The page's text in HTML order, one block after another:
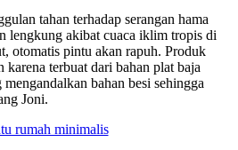
tahan terhadap serangan hama
lengkung akibat cuaca iklim tropis di
otomatis pintu akan rapuh. Produk
karena terbuat dari bahan plat baja
bahan besi sehingga
Joni.